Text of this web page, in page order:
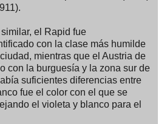
el Rapid fue
con la clase más humilde
mientras que el Austria de
con la burguesía y la zona sur de
suficientes diferencias entre
fue el color con el que se
el violeta y blanco para el